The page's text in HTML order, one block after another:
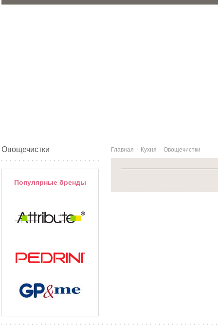
Овощечистки
Популярные бренды
Главная - Кухня - Овощечистки